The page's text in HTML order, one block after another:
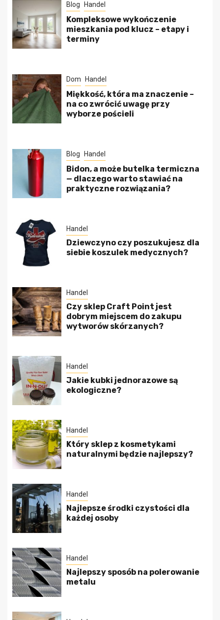
Blog Handel
Kompleksowe wykończenie
mieszkania pod klucz – etapy i
terminy
Dom Handel
Miękkość, która ma znaczenie –
na co zwrócić uwagę przy
wyborze pościeli
Blog Handel
Bidon, a może butelka termiczna
— dlaczego warto stawiać na
praktyczne rozwiązania?
Handel
Dziewczyno czy poszukujesz dla
siebie koszulek medycznych?
Handel
Czy sklep Craft Point jest
dobrym miejscem do zakupu
wytworów skórzanych?
Handel
Jakie kubki jednorazowe są
ekologiczne?
Handel
Który sklep z kosmetykami
naturalnymi będzie najlepszy?
Handel
Najlepsze środki czystości dla
każdej osoby
Handel
Najlepszy sposób na polerowanie
metalu